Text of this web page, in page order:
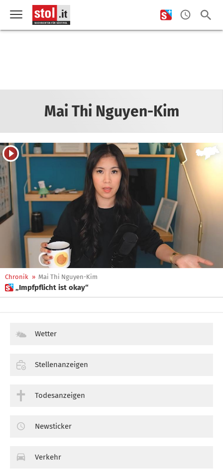
Mai Thi Nguyen-Kim
Chronik » Mai Thi Nguyen-Kim
 „Impfpflicht ist okay“
Wetter
Stellenanzeigen
Todesanzeigen
Newsticker
Verkehr